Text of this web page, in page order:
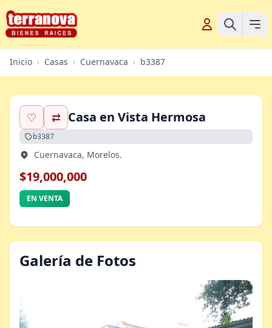
Inicio › Casas › Cuernavaca › b3387
♡ ⇄ Casa en Vista Hermosa
b3387
Cuernavaca, Morelos.
$19,000,000
EN VENTA
Galería de Fotos